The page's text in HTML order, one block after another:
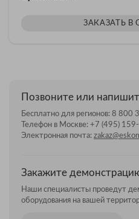
ЗАКАЗАТЬ В
Позвоните или
Бесплатно для регионов: 8 800
Телефон в Москве: +7 (495)
Электронная почта:
Закажите
Наши специалисты проведут
оборудования на вашей